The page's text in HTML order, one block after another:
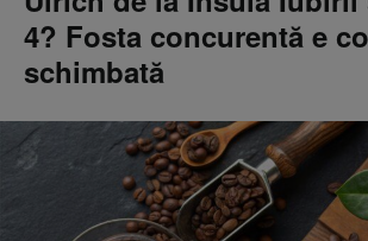
4? Fosta concurentă e
schimbată